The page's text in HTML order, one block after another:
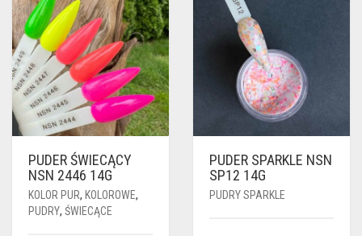
PUDER ŚWIECĄCY
NSN 2446 14G
KOLOR PUR, KOLOROWE,
PUDRY, ŚWIECĄCE
PUDER SPARKLE NSN
SP12 14G
PUDRY SPARKLE